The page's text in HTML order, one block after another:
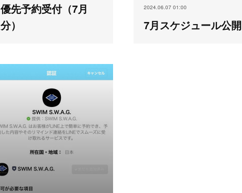
優先予約受付（7月
分）
2024.06.07 01:00
7月スケジュール公開